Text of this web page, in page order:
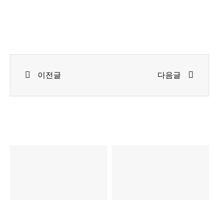
이전글 다음글